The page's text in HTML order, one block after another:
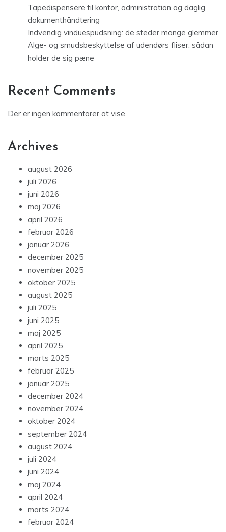
Tapedispensere til kontor, administration og daglig
dokumenthåndtering
Indvendig vinduespudsning: de steder mange glemmer
Alge- og smudsbeskyttelse af udendørs fliser: sådan
holder de sig pæne
Recent Comments
Der er ingen kommentarer at vise.
Archives
august 2026
juli 2026
juni 2026
maj 2026
april 2026
februar 2026
januar 2026
december 2025
november 2025
oktober 2025
august 2025
juli 2025
juni 2025
maj 2025
april 2025
marts 2025
februar 2025
januar 2025
december 2024
november 2024
oktober 2024
september 2024
august 2024
juli 2024
juni 2024
maj 2024
april 2024
marts 2024
februar 2024